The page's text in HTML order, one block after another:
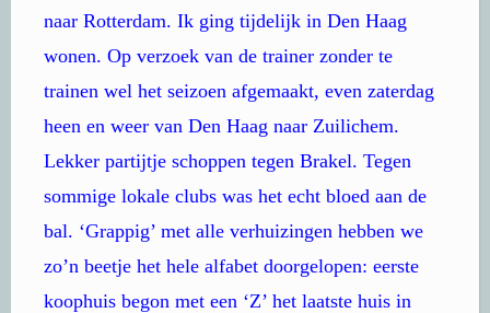
naar Rotterdam. Ik ging tijdelijk in Den Haag
wonen. Op verzoek van de trainer zonder te
trainen wel het seizoen afgemaakt, even zaterdag
heen en weer van Den Haag naar Zuilichem.
Lekker partijtje schoppen tegen Brakel. Tegen
sommige lokale clubs was het echt bloed aan de
bal. ‘Grappig’ met alle verhuizingen hebben we
zo’n beetje het hele alfabet doorgelopen: eerste
koophuis begon met een ‘Z’ het laatste huis in